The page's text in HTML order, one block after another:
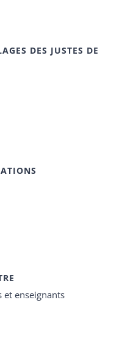
DES JUSTES DE
et enseignants